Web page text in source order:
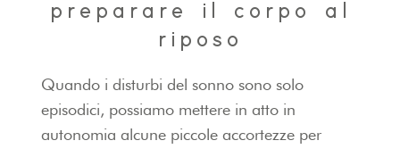
preparare il corpo al
riposo
Quando i disturbi del sonno sono solo
episodici, possiamo mettere in atto in
autonomia alcune piccole accortezze per